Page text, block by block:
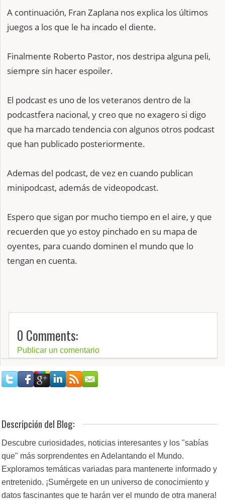
A continuación, Fran Zaplana nos explica los últimos
juegos a los que le ha incado el diente.
Finalmente Roberto Pastor, nos destripa alguna peli,
siempre sin hacer espoiler.
El podcast es uno de los veteranos dentro de la
podcastfera nacional, y creo que no exagero si digo
que ha marcado tendencia con algunos otros podcast
que han publicado posteriormente.
Ademas del podcast, de vez en cuando publican
minipodcast, además de videopodcast.
Espero que sigan por mucho tiempo en el aire, y que
recuerden que yo estoy pinchado en su mapa de
oyentes, para cuando dominen el mundo que lo
tengan en cuenta.
0 Comments:
Publicar un comentario
Descripción del Blog:
Descubre curiosidades, noticias interesantes y los "sabías
que" más sorprendentes en Adelantando el Mundo.
Exploramos temáticas variadas para mantenerte informado y
entretenido. ¡Sumérgete en un universo de conocimiento y
datos fascinantes que te harán ver el mundo de otra manera!